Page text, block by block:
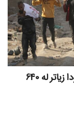
نەتەوە یەکگرتووەکان: لە سێ مانگی ڕابردوودا زیاتر لە 640